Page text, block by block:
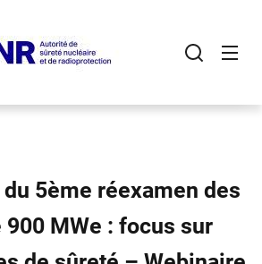
5ème réexamen des
MWe : focus sur